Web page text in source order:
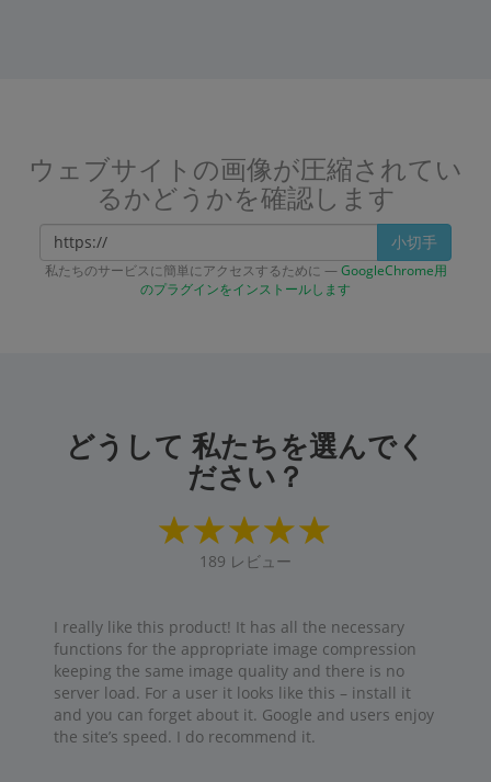
ウェブサイトの画像が圧縮されてい
るかどうかを確認します
小切手
私たちのサービスに簡単にアクセスするために —GoogleChrome用
のプラグインをインストールします
どうして 私たちを選んでく
ださい？
189 レビュー
I really like this product! It has all the necessary
functions for the appropriate image compression
keeping the same image quality and there is no
server load. For a user it looks like this – install it
and you can forget about it. Google and users enjoy
the site’s speed. I do recommend it.